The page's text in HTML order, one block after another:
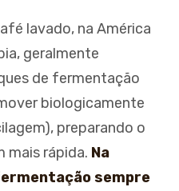
lavado, na América
geralmente
de fermentação
biologicamente
preparando o
mais rápida. Na
sempre